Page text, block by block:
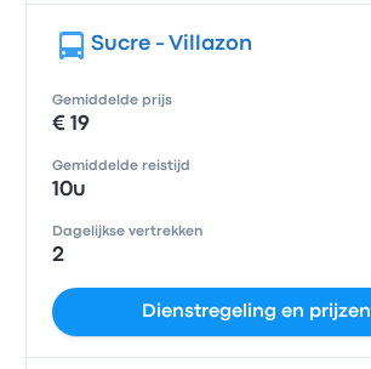
Sucre - Villazon
Gemiddelde prijs
€ 19
Gemiddelde reistijd
10u
Dagelijkse vertrekken
2
Dienstregeling en prijzen